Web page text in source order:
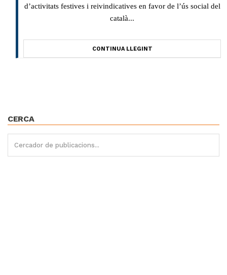
d’activitats festives i reivindicatives en favor de l’ús social del
català...
CONTINUA LLEGINT
CERCA